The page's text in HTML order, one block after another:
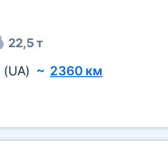
22,5 т
(UA) ~ 2360 км